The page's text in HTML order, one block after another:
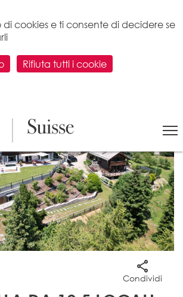
Condividi
di cookies e ti consente di decidere se
Rifiuta tutti i cookie